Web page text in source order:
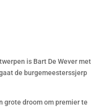
is Bart De Wever met
de burgemeesterssjerp
grote droom om premier te